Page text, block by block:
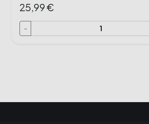
25,99 €
-